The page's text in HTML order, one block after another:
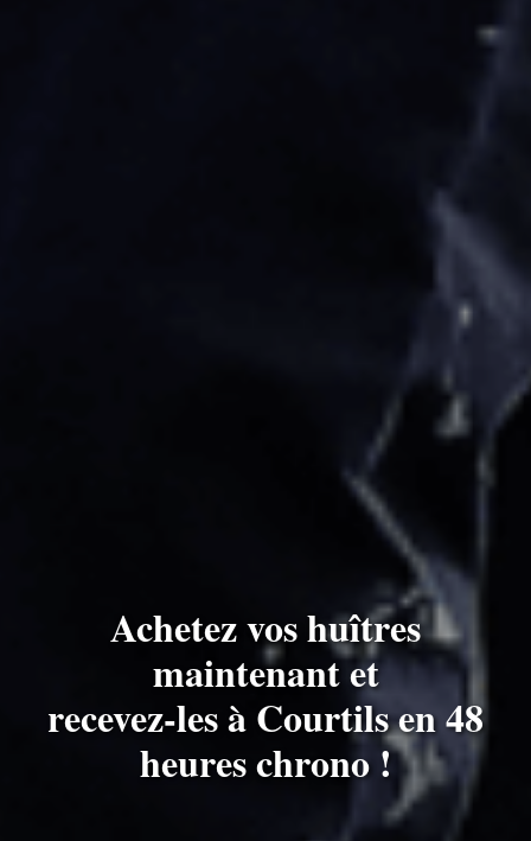
Achetez vos huîtres
maintenant et
recevez-les à Courtils en 48
heures chrono !